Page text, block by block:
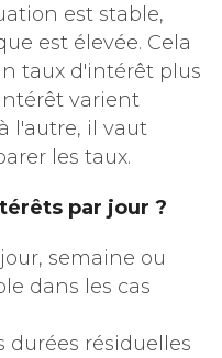
est stable,
est élevée. Cela
taux d'intérêt plus
varient
l'autre, il vaut
les taux.
par jour ?
semaine ou
dans les cas
durées résiduelles